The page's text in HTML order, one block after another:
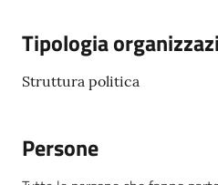
gli
argomenti
Tipologia
Struttura politica
Persone